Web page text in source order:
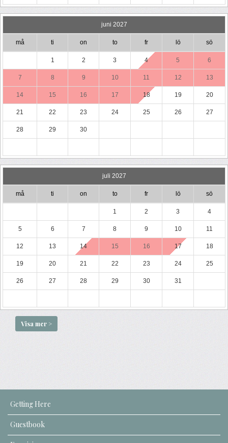
juni 2027
må ti on to fr lö sö
1 2 3 4 5 6
7 8 9 10 11 12 13
14 15 16 17 18 19 20
21 22 23 24 25 26 27
28 29 30
juli 2027
må ti on to fr lö sö
1 2 3 4
5 6 7 8 9 10 11
12 13 14 15 16 17 18
19 20 21 22 23 24 25
26 27 28 29 30 31
Visa mer >
Getting Here
Guestbook